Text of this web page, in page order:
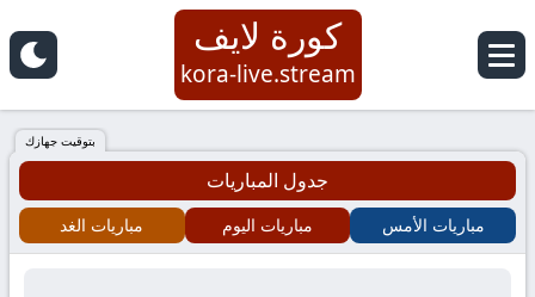
كورة
لايف
|
koora
كورة لايف
kora-live.stream
بتوقيت جهازك
جدول المباريات
مباريات الأمس مباريات اليوم مباريات الغد